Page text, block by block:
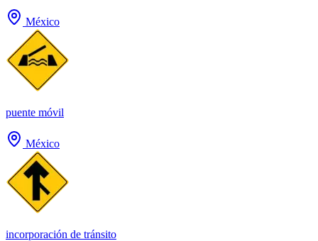
México
puente móvil
México
incorporación de tránsito